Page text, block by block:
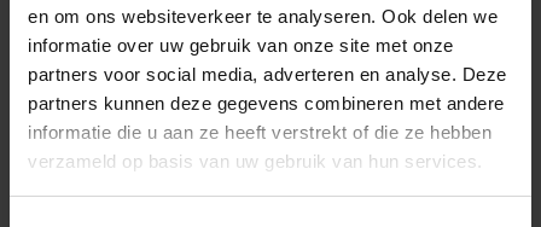
en om ons websiteverkeer te analyseren. Ook delen we
informatie over uw gebruik van onze site met onze
partners voor social media, adverteren en analyse. Deze
partners kunnen deze gegevens combineren met andere
informatie die u aan ze heeft verstrekt of die ze hebben
verzameld op basis van uw gebruik van hun services.